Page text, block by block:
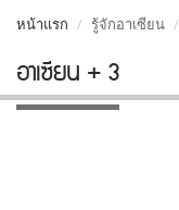
หน้าแรก รู้จักอาเซียน
อาเซียน + 3